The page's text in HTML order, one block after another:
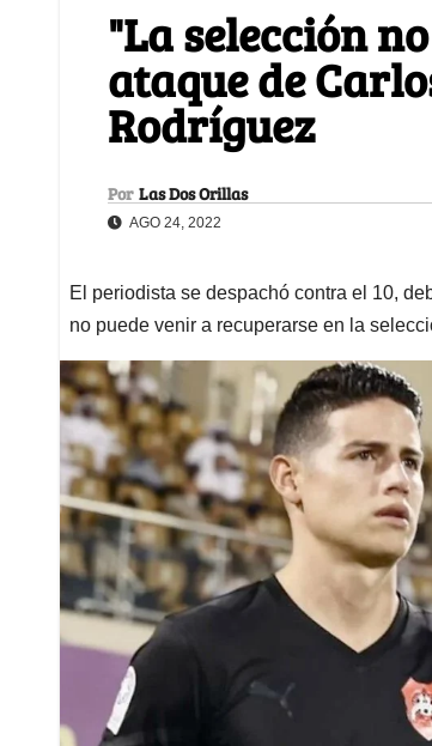
"La selección
ataque de
Rodríguez
Por Las Dos Orillas
AGO 24, 2022
El periodista se despachó contra el 10,
no puede venir a recuperarse en la